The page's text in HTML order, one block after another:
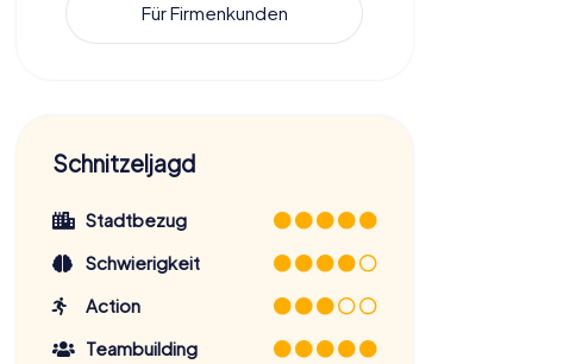
Für Firmenkunden
Schnitzeljagd
Stadtbezug
Schwierigkeit
Action
Teambuilding